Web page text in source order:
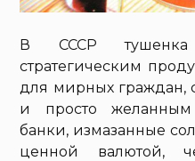
В СССР
стратегическим
для мирных граждан,
и просто
банки, измазанные
ценной валютой,